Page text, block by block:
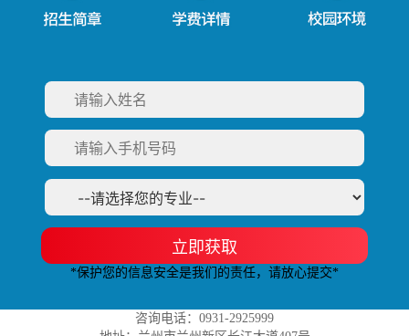
立即获取
*保护您的信息安全是我们的责任，请放心提交*
咨询电话：0931-2925999